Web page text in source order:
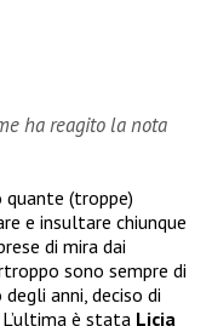
ha reagito la nota
quante (troppe)
e insultare chiunque
di mira dai
sono sempre di
anni, deciso di
è stata Licia